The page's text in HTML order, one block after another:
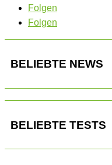
Folgen
Folgen
BELIEBTE NEWS
BELIEBTE TESTS